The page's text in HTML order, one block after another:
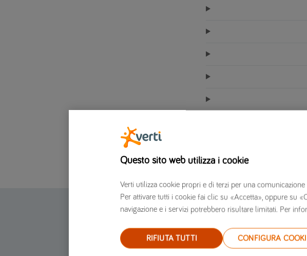
Assicurazione online
Assicurazione auto
Preventivi online
Preventivo
Questo sito web utilizza i cookie
Verti utilizza cookie propri e di terzi per una
Per attivare tutti i cookie fai clic su «Accetta», oppure su
navigazione e i servizi potrebbero risultare limitati. Per
CONFIGURA
RIFIUTA TUTTI